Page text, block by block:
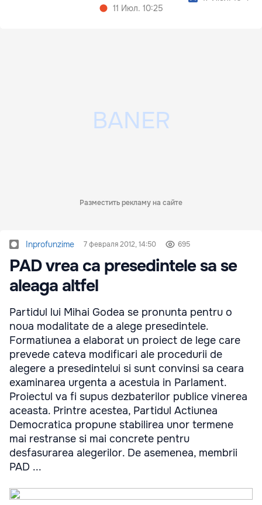
11 Июл. 10:25
Разместить рекламу на сайте
Inprofunzime 7 февраля 2012, 14:50 695
PAD vrea ca presedintele sa se
aleaga altfel
Partidul lui Mihai Godea se pronunta pentru o
noua modalitate de a alege presedintele.
Formatiunea a elaborat un proiect de lege care
prevede cateva modificari ale procedurii de
alegere a presedintelui si sunt convinsi sa ceara
examinarea urgenta a acestuia in Parlament.
Proiectul va fi supus dezbaterilor publice vinerea
aceasta. Printre acestea, Partidul Actiunea
Democratica propune stabilirea unor termene
mai restranse si mai concrete pentru
desfasurarea alegerilor. De asemenea, membrii
PAD ...